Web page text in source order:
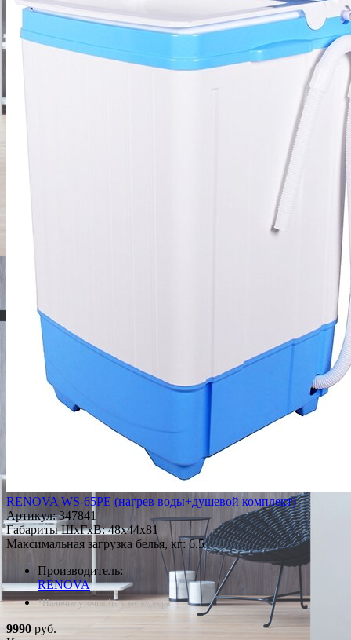
RENOVA WS-65PE (нагрев воды+душевой комплект)
Артикул:347841
Габариты ШxГxВ: 48x44x81
Максимальная загрузка белья, кг: 6.5
Производитель:
RENOVA
*Наличие уточняйте у менеджера
9990 руб.